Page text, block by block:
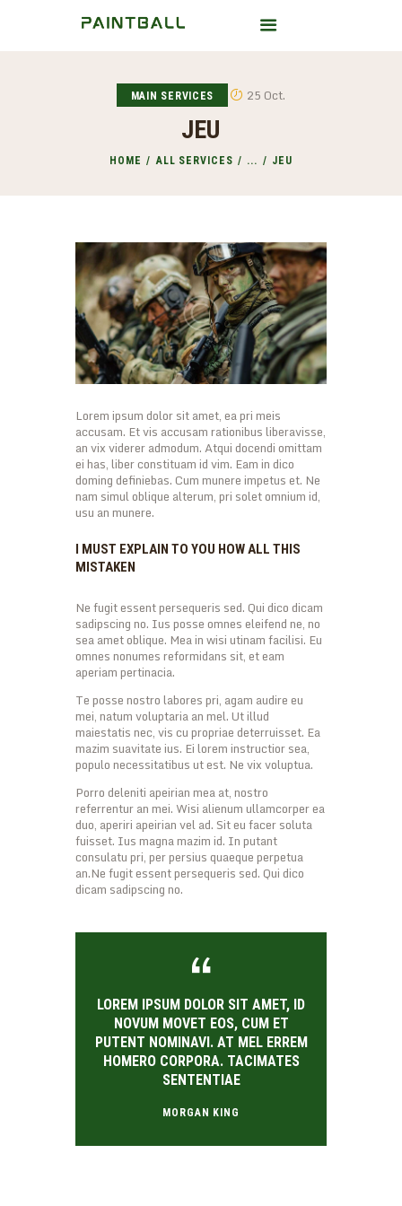
MAIN SERVICES 25 Oct.
JEU
HOME ALL SERVICES ... JEU
Lorem ipsum dolor sit amet, ea pri meis
accusam. Et vis accusam rationibus liberavisse,
an vix viderer admodum. Atqui docendi omittam
ei has, liber constituam id vim. Eam in dico
doming definiebas. Cum munere impetus et. Ne
nam simul oblique alterum, pri solet omnium id,
usu an munere.
I MUST EXPLAIN TO YOU HOW ALL THIS
MISTAKEN
Ne fugit essent persequeris sed. Qui dico dicam
sadipscing no. Ius posse omnes eleifend ne, no
sea amet oblique. Mea in wisi utinam facilisi. Eu
omnes nonumes reformidans sit, et eam
aperiam pertinacia.
Te posse nostro labores pri, agam audire eu
mei, natum voluptaria an mel. Ut illud
maiestatis nec, vis cu propriae deterruisset. Ea
mazim suavitate ius. Ei lorem instructior sea,
populo necessitatibus ut est. Ne vix voluptua.
Porro deleniti apeirian mea at, nostro
referrentur an mei. Wisi alienum ullamcorper ea
duo, aperiri apeirian vel ad. Sit eu facer soluta
fuisset. Ius magna mazim id. In putant
consulatu pri, per persius quaeque perpetua
an.Ne fugit essent persequeris sed. Qui dico
dicam sadipscing no.
LOREM IPSUM DOLOR SIT AMET, ID
NOVUM MOVET EOS, CUM ET
PUTENT NOMINAVI. AT MEL ERREM
HOMERO CORPORA. TACIMATES
SENTENTIAE
MORGAN KING